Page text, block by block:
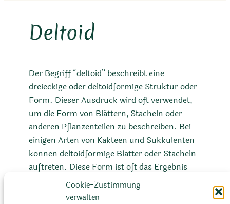
Cookie-Zustimmung
verwalten
Deltoid
Der Begriff “deltoid” beschreibt eine
dreieckige oder deltoidförmige Struktur oder
Form. Dieser Ausdruck wird oft verwendet,
um die Form von Blättern, Stacheln oder
anderen Pflanzenteilen zu beschreiben. Bei
einigen Arten von Kakteen und Sukkulenten
können deltoidförmige Blätter oder Stacheln
auftreten. Diese Form ist oft das Ergebnis
von Anpassungen an bestimmte
Umweltbedingungen und kann Einfluss auf